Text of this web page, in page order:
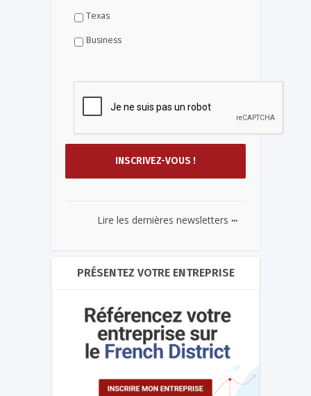
Texas
Business
Lire les dernières newsletters ...
PRÉSENTEZ VOTRE ENTREPRISE